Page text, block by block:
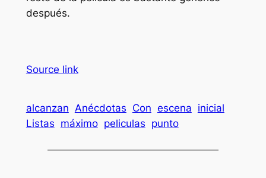
después.
Source link
alcanzan Anécdotas Con escena inicial
Listas máximo peliculas punto